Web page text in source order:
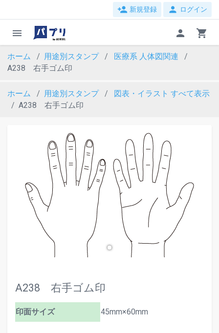
person_add 新規登録 person ログイン
menu person shopping_cart
ホーム 用途別スタンプ 医療系 人体図関連
A238 右手ゴム印
ホーム 用途別スタンプ 図表・イラスト すべて表示
A238 右手ゴム印
A238 右手ゴム印
印面サイズ 45mm×60mm